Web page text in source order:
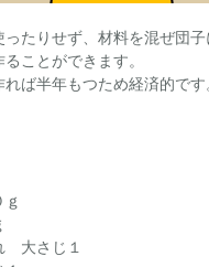
ったりせず、材料を混ぜ団
ことができます。
ば半年もつため経済的です
大さじ１